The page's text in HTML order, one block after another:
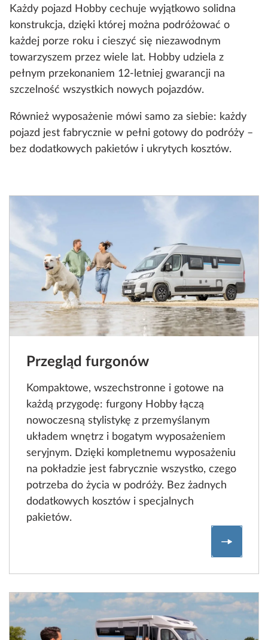
Każdy pojazd Hobby cechuje wyjątkowo solidna
konstrukcja, dzięki której można podróżować o
każdej porze roku i cieszyć się niezawodnym
towarzyszem przez wiele lat. Hobby udziela z
pełnym przekonaniem 12-letniej gwarancji na
szczelność wszystkich nowych pojazdów.
Również wyposażenie mówi samo za siebie: każdy
pojazd jest fabrycznie w pełni gotowy do podróży –
bez dodatkowych pakietów i ukrytych kosztów.
Przegląd furgonów
Kompaktowe, wszechstronne i gotowe na
każdą przygodę: furgony Hobby łączą
nowoczesną stylistykę z przemyślanym
układem wnętrz i bogatym wyposażeniem
seryjnym. Dzięki kompletnemu wyposażeniu
na pokładzie jest fabrycznie wszystko, czego
potrzeba do życia w podróży. Bez żadnych
dodatkowych kosztów i specjalnych
pakietów.